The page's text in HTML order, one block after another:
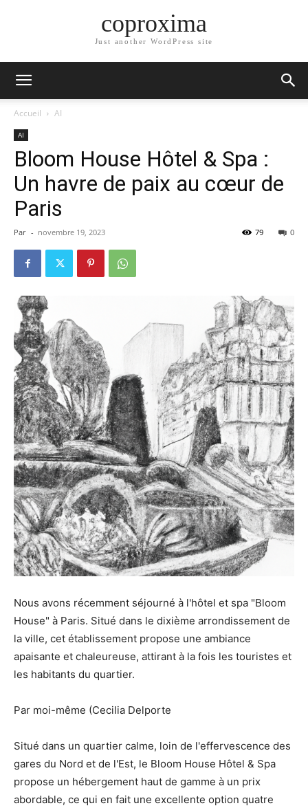
coproxima
Just another WordPress site
Accueil AI
AI
Bloom House Hôtel & Spa :
Un havre de paix au cœur de
Paris
Par - novembre 19, 2023 0
79
Nous avons récemment séjourné à l'hôtel et spa "Bloom
House" à Paris. Situé dans le dixième arrondissement de
la ville, cet établissement propose une ambiance
apaisante et chaleureuse, attirant à la fois les touristes et
les habitants du quartier.
Par moi-même (Cecilia Delporte
Situé dans un quartier calme, loin de l'effervescence des
gares du Nord et de l'Est, le Bloom House Hôtel & Spa
propose un hébergement haut de gamme à un prix
abordable, ce qui en fait une excellente option quatre